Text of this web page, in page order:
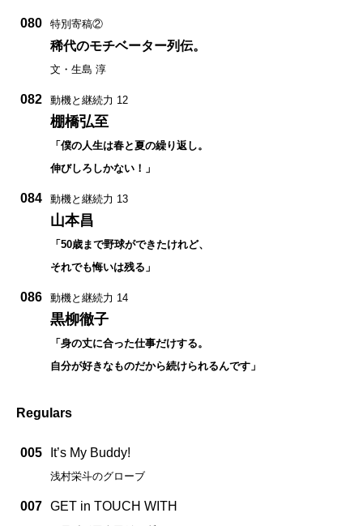
080 特別寄稿②
稀代のモチベーター列伝。
文・生島 淳
082 動機と継続力 12
棚橋弘至
「僕の人生は春と夏の繰り返し。
伸びしろしかない！」
084 動機と継続力 13
山本昌
「50歳まで野球ができたけれど、
それでも悔いは残る」
086 動機と継続力 14
黒柳徹子
「身の丈に合った仕事だけする。
自分が好きなものだから続けられるんです」
Regulars
005 It’s My Buddy!
浅村栄斗のグローブ
007 GET in TOUCH WITH